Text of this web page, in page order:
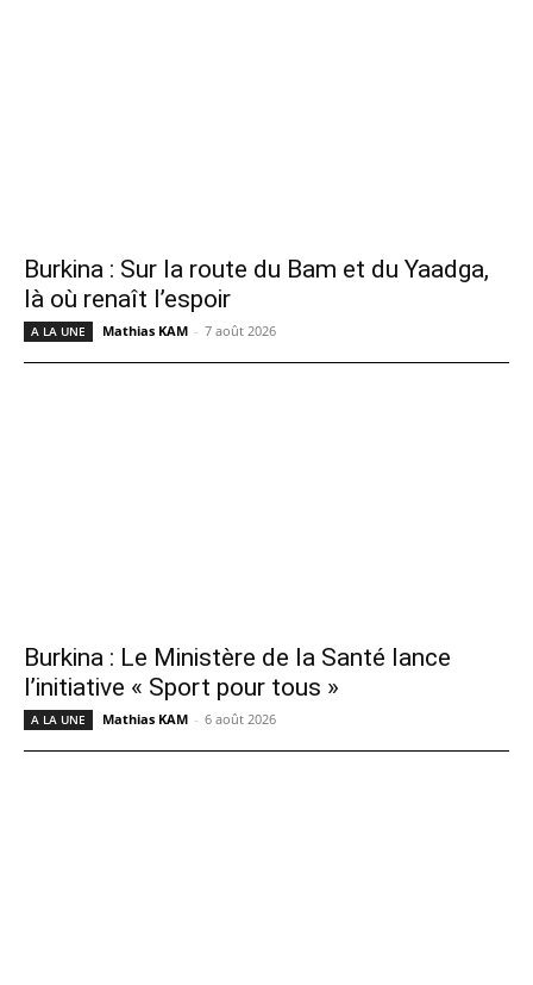
Burkina : Sur la route du Bam et du Yaadga,
là où renaît l’espoir
A LA UNE Mathias KAM - 7 août 2026
Burkina : Le Ministère de la Santé lance
l’initiative « Sport pour tous »
A LA UNE Mathias KAM - 6 août 2026